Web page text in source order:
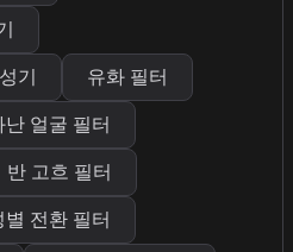
기
유화 필터
난 얼굴 필터
반 고흐 필터
별 전환 필터